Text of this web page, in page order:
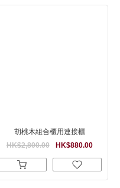
胡桃木組合櫃用連接櫃
HK$880.00
HK$2,800.00